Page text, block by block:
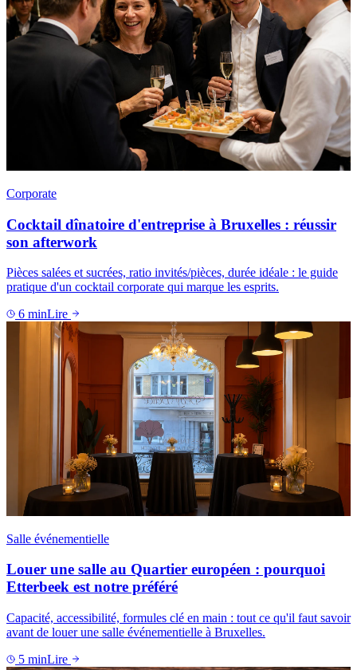
Corporate
Cocktail dînatoire d'entreprise à Bruxelles : réussir
son afterwork
Pièces salées et sucrées, ratio invités/pièces, durée idéale : le guide
pratique d'un cocktail corporate qui marque les esprits.
6 minLire
Salle événementielle
Louer une salle au Quartier européen : pourquoi
Etterbeek est notre préféré
Capacité, accessibilité, formules clé en main : tout ce qu'il faut savoir
avant de louer une salle événementielle à Bruxelles.
5 minLire